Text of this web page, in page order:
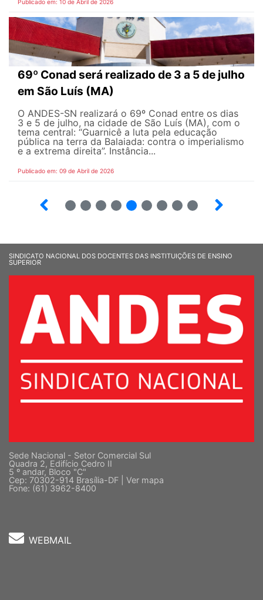
Publicado em: 10 de Abril de 2026
69º Conad será realizado de 3 a 5 de julho
em São Luís (MA)
O ANDES-SN realizará o 69º Conad entre os dias
3 e 5 de julho, na cidade de São Luís (MA), com o
tema central: “Guarnicê a luta pela educação
pública na terra da Balaiada: contra o imperialismo
e a extrema direita”. Instância...
Publicado em: 09 de Abril de 2026
SINDICATO NACIONAL DOS DOCENTES DAS INSTITUIÇÕES DE ENSINO
SUPERIOR
Sede Nacional - Setor Comercial Sul
Quadra 2, Edifício Cedro II
5 º andar, Bloco "C"
Cep: 70302-914 Brasília-DF | Ver mapa
Fone: (61) 3962-8400
WEBMAIL